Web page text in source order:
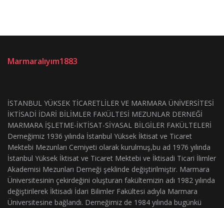
Marmaralıyım1883
İSTANBUL YÜKSEK TİCARETLİLER VE MARMARA ÜNİVERSİTESİ
İKTİSADİ İDARİ BİLİMLER FAKÜLTESİ MEZUNLAR DERNEĞİ
MARMARA İŞLETME-İKTİSAT-SİYASAL BİLGİLER FAKÜLTELERİ
Derneğimiz 1936 yılında İstanbul Yüksek İktisat ve Ticaret
Mektebi Mezunları Cemiyeti olarak kurulmuş,bu ad 1976 yılında
İstanbul Yüksek İktisat ve Ticaret Mektebi ve İktisadi Ticari İlimler
Akademisi Mezunları Derneği şeklinde değiştirilmiştir. Marmara
Üniversitesinin çekirdeğini oluşturan fakültemizin adı 1982 yılında
değiştirilerek İktisadi İdari Bilimler Fakültesi adıyla Marmara
Üniversitesine bağlandı. Derneğimiz de 1984 yılında bugünkü